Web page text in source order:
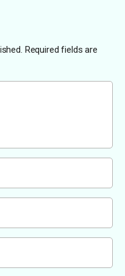
Required fields are